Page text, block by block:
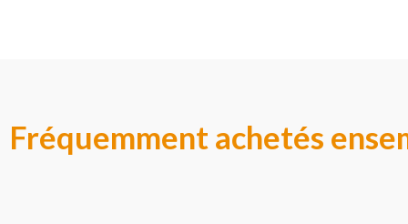
Fréquemment achetés